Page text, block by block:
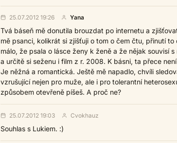
25.07.2012 19:26 Yana
Tvá báseň mě donutila brouzdat po internetu a
mě psanci, kolikrát si zjišťuji o tom o čem čtu, přinutí
málo, že psala o lásce ženy k ženě a že nějak souvisí
a určitě si seženu i film z r. 2008. K básni, ta přece
Je něžná a romantická. Ještě mě napadlo, chvíli
vzrušující nejen pro muže, ale i pro tolerantní
způsobem otevřeně píšeš. A proč ne?
25.07.2012 19:03 Cvokhauz
Souhlas s Lukiem. :)